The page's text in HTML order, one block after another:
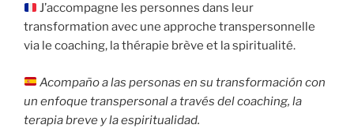
J’accompagne les personnes dans leur
transformation avec une approche transpersonnelle
via le coaching, la thérapie brève et la spiritualité.
Acompaño a las personas en su transformación con
un enfoque transpersonal a través del coaching, la
terapia breve y la espiritualidad.